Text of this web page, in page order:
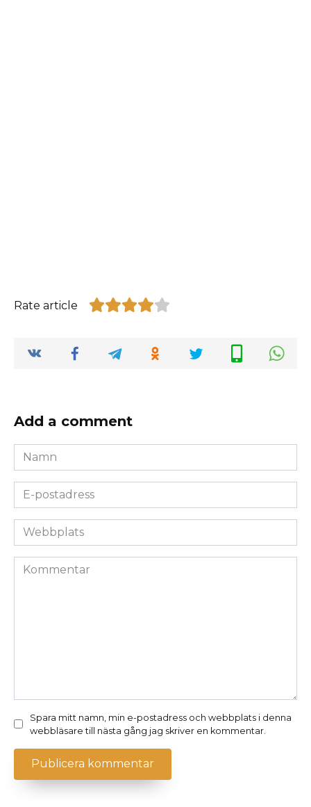
Rate article
Add a comment
Namn
*
E-
postadress
*Webbplats
Kommentar
Spara mitt namn, min e-postadress och webbplats i denna
webbläsare till nästa gång jag skriver en kommentar.